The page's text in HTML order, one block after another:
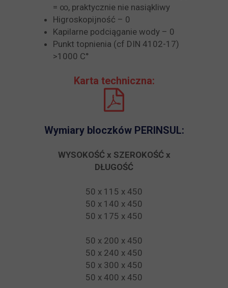
= ∞, praktycznie nie nasiąkliwy
Higroskopijność – 0
Kapilarne podciąganie wody – 0
Punkt topnienia (cf DIN 4102-17)
>1000 C°
Karta techniczna:
Wymiary bloczków PERINSUL:
WYSOKOŚĆ x SZEROKOŚĆ x
DŁUGOŚĆ
50 x 115 x 450
50 x 140 x 450
50 x 175 x 450
50 x 200 x 450
50 x 240 x 450
50 x 300 x 450
50 x 400 x 450